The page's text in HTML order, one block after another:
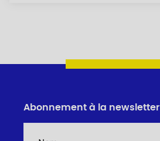
Abonnement à la newsletter